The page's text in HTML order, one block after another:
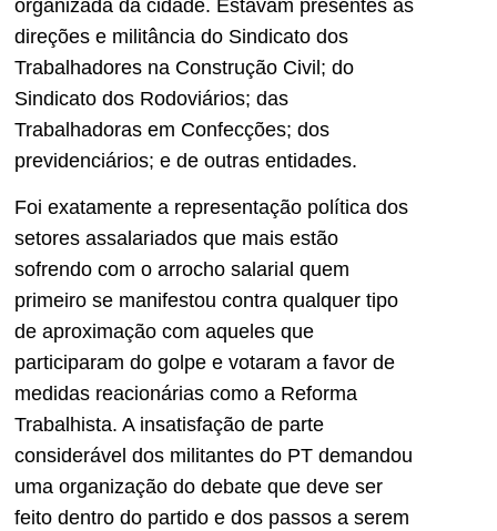
organizada da cidade. Estavam presentes as
direções e militância do Sindicato dos
Trabalhadores na Construção Civil; do
Sindicato dos Rodoviários; das
Trabalhadoras em Confecções; dos
previdenciários; e de outras entidades.
Foi exatamente a representação política dos
setores assalariados que mais estão
sofrendo com o arrocho salarial quem
primeiro se manifestou contra qualquer tipo
de aproximação com aqueles que
participaram do golpe e votaram a favor de
medidas reacionárias como a Reforma
Trabalhista. A insatisfação de parte
considerável dos militantes do PT demandou
uma organização do debate que deve ser
feito dentro do partido e dos passos a serem